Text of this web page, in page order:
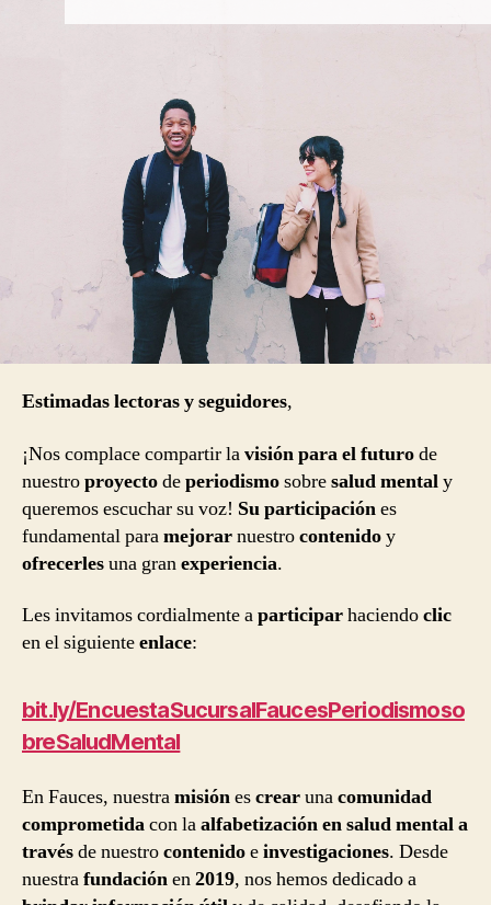
Estimadas lectoras y seguidores,
¡Nos complace compartir lavisión para el futurode
nuestroproyectodeperiodismosobresalud mentaly
queremos escuchar su voz! Su participaciónes
fundamental paramejorarnuestrocontenidoy
ofrecerlesuna granexperiencia.
Les invitamos cordialmente aparticiparhaciendoclic
en el siguienteenlace:
bit.ly/EncuestaSucursalFaucesPeriodismoso
breSaludMental
En Fauces, nuestramisiónescrearunacomunidad
comprometidacon laalfabetización en salud mental a
travésde nuestrocontenidoeinvestigaciones. Desde
nuestrafundaciónen2019, nos hemos dedicado a